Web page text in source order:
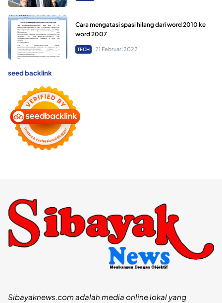
Cara mengatasi spasi hilang dari word 2010 ke
word 2007
TECH 21 Februari 2022
seed backlink
Sibayaknews.com adalah media online lokal yang